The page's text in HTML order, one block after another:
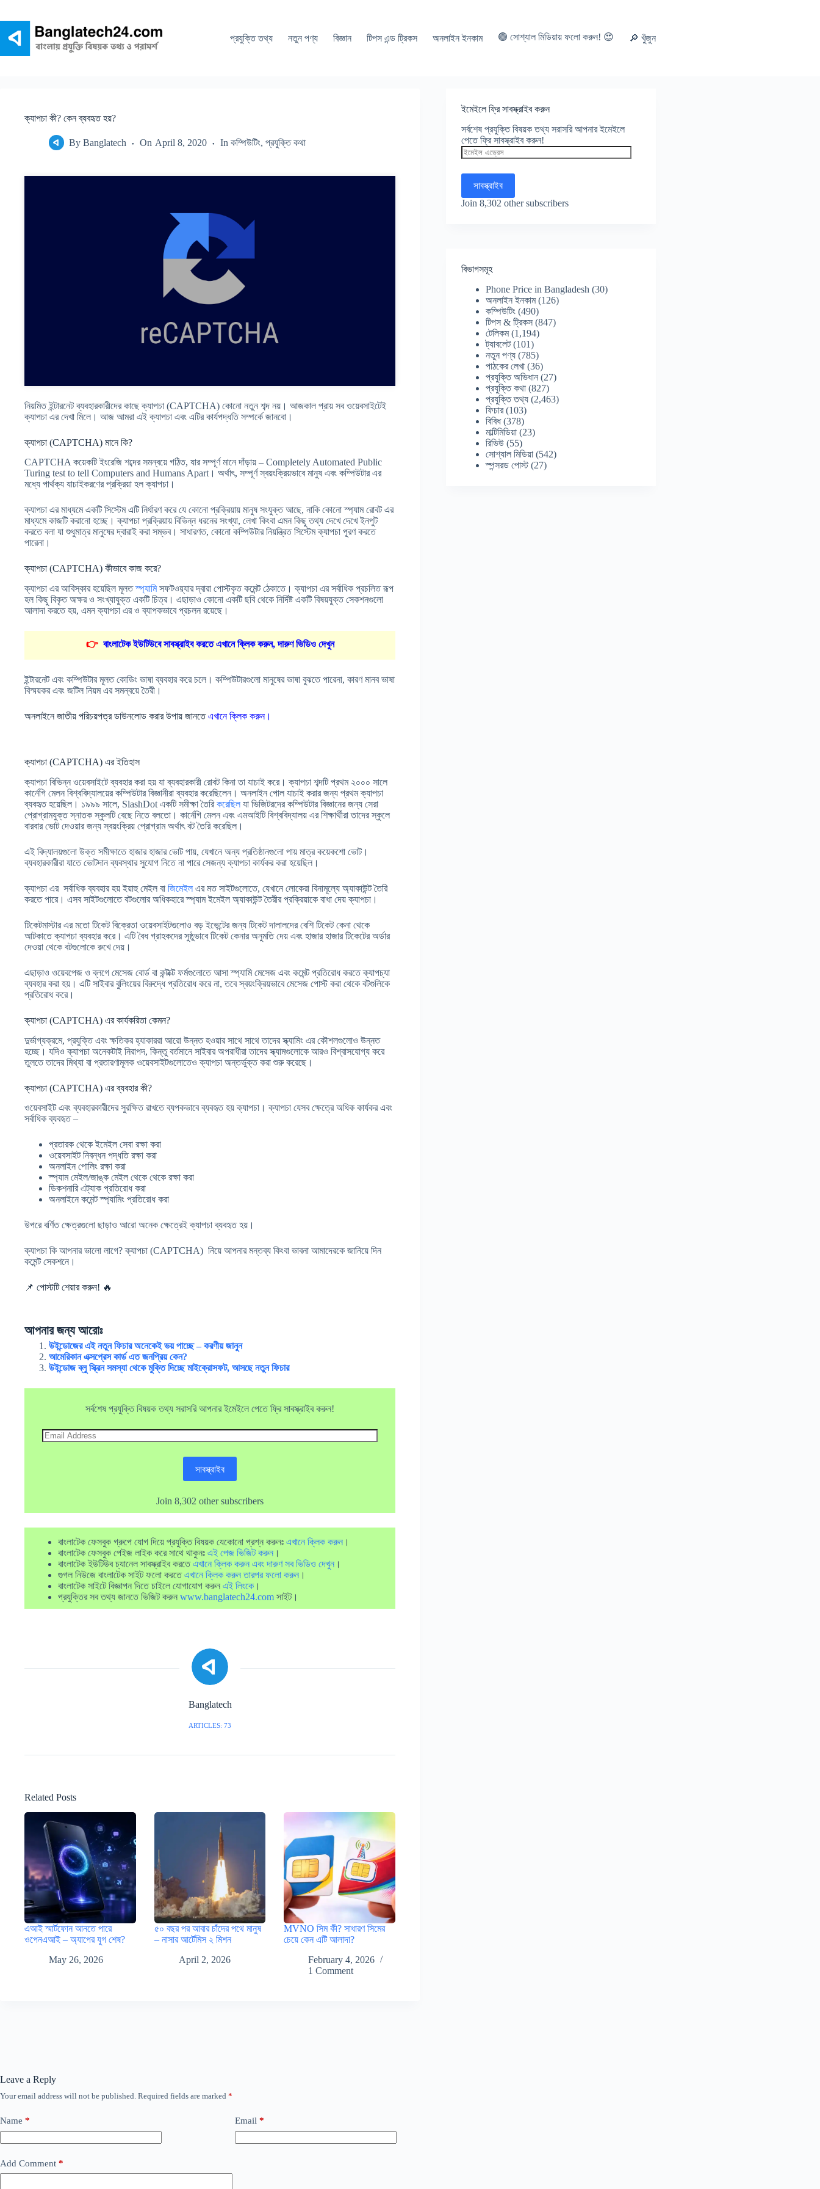
প্রযুক্তি তথ্য
নতুন পণ্য বিজ্ঞান টিপস এন্ড ট্রিকস অনলাইন ইনকাম 🟢 সোশ্যাল মিডিয়ায় ফলো করুন! 😍 🔎 খুঁজুন
ক্যাপচা কী? কেন ব্যবহৃত হয়?
By Banglatech On April 8, 2020 In কম্পিউটিং, প্রযুক্তি কথা
নিয়মিত ইন্টারনেট ব্যবহারকারীদের কাছে ক্যাপচা (CAPTCHA) কোনো নতুন শব্দ নয়। আজকাল প্রায় সব ওয়েবসাইটেই
ক্যাপচা এর দেখা মিলে। আজ আমরা এই ক্যাপচা এবং এটির কার্যপদ্ধতি সম্পর্কে জানবো।
ক্যাপচা (CAPTCHA) মানে কি?
CAPTCHA কয়েকটি ইংরেজি শব্দের সমন্বয়ে গঠিত, যার সম্পূর্ণ মানে দাঁড়ায় – Completely Automated Public
Turing test to tell Computers and Humans Apart। অর্থাৎ, সম্পূর্ণ স্বয়ংক্রিয়ভাবে মানুষ এবং কম্পিউটার এর
মধ্যে পার্থক্য যাচাইকরণের প্রক্রিয়া হল ক্যাপচা।
ক্যাপচা এর মাধ্যমে একটি সিস্টেম এটি নির্ধারণ করে যে কোনো প্রক্রিয়ায় মানুষ সংযুক্ত আছে, নাকি কোনো স্প্যাম রোবট এর
মাধ্যমে কাজটি করানো হচ্ছে। ক্যাপচা প্রক্রিয়ায় বিভিন্ন ধরনের সংখ্যা, লেখা কিংবা এমন কিছু তথ্য দেখে দেখে ইনপুট
করতে বলা যা শুধুমাত্র মানুষের দ্বারাই করা সম্ভব। সাধারণত, কোনো কম্পিউটার নিয়ন্ত্রিত সিস্টেম ক্যাপচা পূরণ করতে
পারেনা।
ক্যাপচা (CAPTCHA) কীভাবে কাজ করে?
ক্যাপচা এর আবিস্কার হয়েছিল মূলতস্প্যামিসফটওয়্যার দ্বারা পোস্টকৃত কমেন্ট ঠেকাতে। ক্যাপচা এর সর্বাধিক প্রচলিত রূপ
হল কিছু বিকৃত অক্ষর ও সংখ্যাযুক্ত একটি চিত্র। এছাড়াও কোনো একটি ছবি থেকে নির্দিষ্ট একটি বিষয়যুক্ত সেকশনগুলো
আলাদা করতে হয়, এমন ক্যাপচা এর ও ব্যাপকভাবে প্রচলন রয়েছে।
👉 বাংলাটেক ইউটিউবে সাবস্ক্রাইব করতে এখানে ক্লিক করুন, দারুণ ভিডিও দেখুন
ইন্টারনেট এবং কম্পিউটার মূলত কোডিং ভাষা ব্যবহার করে চলে। কম্পিউটারগুলো মানুষের ভাষা বুঝতে পারেনা, কারণ মানব ভাষা
বিস্ময়কর এবং জটিল নিয়ম এর সমন্বয়ে তৈরী।
অনলাইনে জাতীয় পরিচয়পত্র ডাউনলোড করার উপায় জানতেএখানে ক্লিক করুন।
ক্যাপচা (CAPTCHA) এর ইতিহাস
ক্যাপচা বিভিন্ন ওয়েবসাইটে ব্যবহার করা হয় যা ব্যবহারকারী রোবট কিনা তা যাচাই করে। ক্যাপচা শব্দটি প্রথম ২০০০ সালে
কার্নেগি মেলন বিশ্ববিদ্যালয়ের কম্পিউটার বিজ্ঞানীরা ব্যবহার করেছিলেন। অনলাইন পোল যাচাই করার জন্য প্রথম ক্যাপচা
ব্যবহৃত হয়েছিল। ১৯৯৯ সালে, SlashDot একটি সমীক্ষা তৈরিকরেছিল যা ভিজিটরদের কম্পিউটার বিজ্ঞানের জন্য সেরা
প্রোগ্রামযুক্ত স্নাতক স্কুলটি বেছে নিতে বলতো। কার্নেগি মেলন এবং এমআইটি বিশ্ববিদ্যালয় এর শিক্ষার্থীরা তাদের স্কুলে
বারবার ভোট দেওয়ার জন্য স্বয়ংক্রিয় প্রোগ্রাম অর্থাৎ বট তৈরি করেছিল।
এই বিদ্যালয়গুলো উক্ত সমীক্ষাতে হাজার হাজার ভোট পায়, যেখানে অন্য প্রতিষ্ঠানগুলো পায় মাত্র কয়েকশো ভোট।
ব্যবহারকারীরা যাতে ভোটদান ব্যবস্থার সুযোগ নিতে না পারে সেজন্য ক্যাপচা কার্যকর করা হয়েছিল।
ক্যাপচা এর সর্বাধিক ব্যবহার হয় ইয়াহু মেইল বা জিমেইল এর মত সাইটগুলোতে, যেখানে লোকেরা বিনামূল্যে অ্যাকাউন্ট তৈরি
করতে পারে। এসব সাইটগুলোতে বটগুলোর অধিকহারে স্প্যাম ইমেইল অ্যাকাউন্ট তৈরীর প্রক্রিয়াকে বাধা দেয় ক্যাপচা।
টিকেটমাস্টার এর মতো টিকেট বিক্রেতা ওয়েবসাইটগুলোও বড় ইভেন্টের জন্য টিকেট দালালদের বেশি টিকেট কেনা থেকে
আটকাতে ক্যাপচা ব্যবহার করে। এটি বৈধ গ্রাহকদের সুষ্ঠুভাবে টিকেট কেনার অনুমতি দেয় এবং হাজার হাজার টিকেটের অর্ডার
দেওয়া থেকে বটগুলোকে রুখে দেয়।
এছাড়াও ওয়েবপেজ ও ব্লগে মেসেজ বোর্ড বা কন্টাক্ট ফর্মগুলোতে আসা স্প্যামি মেসেজ এবং কমেন্ট প্রতিরোধ করতে ক্যাপচ্যা
ব্যবহার করা হয়। এটি সাইবার বুলিংয়ের বিরুদ্ধে প্রতিরোধ করে না, তবে স্বয়ংক্রিয়ভাবে মেসেজ পোস্ট করা থেকে বটগুলিকে
প্রতিরোধ করে।
ক্যাপচা (CAPTCHA) এর কার্যকরিতা কেমন?
দুর্ভাগ্যক্রমে, প্রযুক্তি এবং ক্ষতিকর হ্যাকাররা আরো উন্নত হওয়ার সাথে সাথে তাদের স্ক্যামিং এর কৌশলগুলোও উন্নত
হচ্ছে। যদিও ক্যাপচা অনেকটাই নিরাপদ, কিন্তু বর্তমানে সাইবার অপরাধীরা তাদের স্ক্যামগুলোকে আরও বিশ্বাসযোগ্য করে
তুলতে তাদের মিথ্যা বা প্রতারণামূলক ওয়েবসাইটগুলোতেও ক্যাপচা অন্তর্ভুক্ত করা শুরু করেছে।
ক্যাপচা (CAPTCHA) এর ব্যবহার কী?
ওয়েবসাইট এবং ব্যবহারকারীদের সুরক্ষিত রাখতে ব্যপকভাবে ব্যবহৃত হয় ক্যাপচা। ক্যাপচা যেসব ক্ষেত্রে অধিক কার্যকর এবং
সর্বাধিক ব্যবহৃত –
প্রতারক থেকে ইমেইল সেবা রক্ষা করা
ওয়েবসাইট নিবন্ধন পদ্ধতি রক্ষা করা
অনলাইন পোলিং রক্ষা করা
স্প্যাম মেইল/জাঙ্ক মেইল থেকে থেকে রক্ষা করা
ডিকশনারি এট্যাক প্রতিরোধ করা
অনলাইনে কমেন্ট স্প্যামিং প্রতিরোধ করা
উপরে বর্ণিত ক্ষেত্রগুলো ছাড়াও আরো অনেক ক্ষেত্রেই ক্যাপচা ব্যবহৃত হয়।
ক্যাপচা কি আপনার ভালো লাগে? ক্যাপচা (CAPTCHA) নিয়ে আপনার মন্তব্য কিংবা ভাবনা আমাদেরকে জানিয়ে দিন
কমেন্ট সেকশনে।
📌 পোস্টটি শেয়ার করুন! 🔥
আপনার জন্য আরোঃ
উইন্ডোজের এই নতুন ফিচার অনেকেই ভয় পাচ্ছে – করণীয় জানুন
আমেরিকান এক্সপ্রেস কার্ড এত জনপ্রিয় কেন?
উইন্ডোজ ব্লু স্ক্রিন সমস্যা থেকে মুক্তি দিচ্ছে মাইক্রোসফট, আসছে নতুন ফিচার
সর্বশেষ প্রযুক্তি বিষয়ক তথ্য সরাসরি আপনার ইমেইলে পেতে ফ্রি সাবস্ক্রাইব করুন!
Email
Address
সাবস্ক্রাইব
Join 8,302 other subscribers
বাংলাটেক ফেসবুক গ্রুপে যোগ দিয়ে প্রযুক্তি বিষয়ক যেকোনো প্রশ্ন করুনঃ এখানে ক্লিক করুন ।
বাংলাটেক ফেসবুক পেইজ লাইক করে সাথে থাকুনঃ এই পেজ ভিজিট করুন ।
বাংলাটেক ইউটিউব চ্যানেল সাবস্ক্রাইব করতেএখানে ক্লিক করুন এবং দারুণ সব ভিডিও দেখুন ।
গুগল নিউজে বাংলাটেক সাইট ফলো করতেএখানে ক্লিক করুন তারপর ফলো করুন ।
বাংলাটেক সাইটে বিজ্ঞাপন দিতে চাইলে যোগাযোগ করুন এই লিংকে ।
প্রযুক্তির সব তথ্য জানতে ভিজিট করুন www.banglatech24.com সাইট।
Banglatech
ARTICLES: 73
Related Posts
এআই স্মার্টফোন আনতে পারে
ওপেনএআই – অ্যাপের যুগ শেষ?
May 26, 2026
৫০ বছর পর আবার চাঁদের পথে মানুষ
– নাসার আর্টেমিস ২ মিশন
April 2, 2026
MVNO সিম কী? সাধারণ সিমের
চেয়ে কেন এটি আলাদা?
February 4, 2026
1 Comment
ইমেইলে ফ্রি সাবস্ক্রাইব করুন
সর্বশেষ প্রযুক্তি বিষয়ক তথ্য সরাসরি আপনার ইমেইলে
পেতে ফ্রি সাবস্ক্রাইব করুন!
ইমেইল
এড্রেস
সাবস্ক্রাইব
Join 8,302 other subscribers
বিভাগসমূহ
Phone Price in Bangladesh (30)
অনলাইন ইনকাম(126)
কম্পিউটিং (490)
টিপস & ট্রিকস (847)
টেলিকম(1,194)
ট্যাবলেট(101)
নতুন পণ্য (785)
পাঠকের লেখা (36)
প্রযুক্তি অভিধান (27)
প্রযুক্তি কথা (827)
প্রযুক্তি তথ্য (2,463)
ফিচার(103)
বিবিধ(378)
মাল্টিমিডিয়া (23)
রিভিউ (55)
সোশ্যাল মিডিয়া (542)
স্পন্সরড পোস্ট(27)
Leave a Reply
Your email address will not be published. Required fields are marked *
Name * Email *
Add Comment *